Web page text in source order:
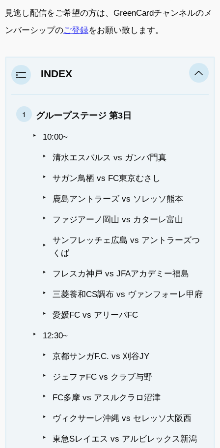
見逃し配信をご希望の方は、GreenCardチャンネルのメ
ンバーシップのご登録をお願い致します。
INDEX
グループステージ 第3日
10:00~
清水エスパルス vs ガンバ門真
サガン鳥栖 vs FC東京むさし
鹿島アントラーズ vs ソレッソ熊本
ファジアーノ岡山 vs カターレ富山
サンフレッチェ広島 vs アントラーズつ
くば
フレスカ神戸 vs JFAアカデミー福島
三菱養和CS調布 vs ヴァンフォーレ甲府
愛媛FC vs アリーバFC
12:30~
京都サンガF.C. vs 刈谷JY
ジェファFC vs クラブ与野
FC多摩 vs アスルクラロ沼津
ヴィクサーレ沖縄 vs セレッソ大阪西
東急Sレイエス vs アルビレックス新潟